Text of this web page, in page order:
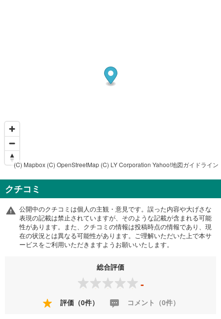
(C) Mapbox (C) OpenStreetMap (C) LY Corporation Yahoo!地図ガイドライン
クチコミ
公開中のクチコミは個人の主観・意見です。誤った内容や大げさな
表現の記載は禁止されていますが、そのような記載が含まれる可能
性があります。また、クチコミの情報は投稿時点の情報であり、現
在の状況とは異なる可能性があります。ご理解いただいた上で本サ
ービスをご利用いただきますようお願いいたします。
総合評価
-
評価（0件） コメント（0件）